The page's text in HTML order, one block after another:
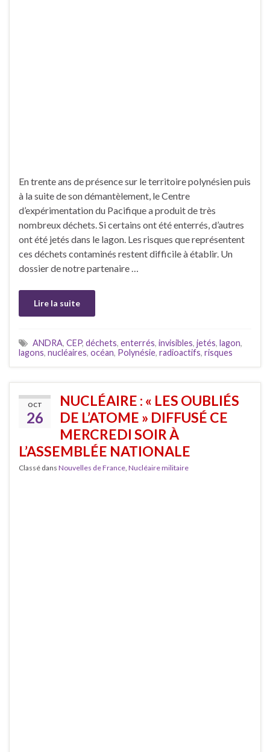
En trente ans de présence sur le territoire polynésien puis
à la suite de son démantèlement, le Centre
d’expérimentation du Pacifique a produit de très
nombreux déchets. Si certains ont été enterrés, d’autres
ont été jetés dans le lagon. Les risques que représentent
ces déchets contaminés restent difficile à établir. Un
dossier de notre partenaire …
Lire la suite
ANDRA, CEP, déchets, enterrés, invisibles, jetés, lagon,
lagons, nucléaires, océan, Polynésie, radioactifs, risques
OCT
26
NUCLÉAIRE : « LES OUBLIÉS
DE L’ATOME » DIFFUSÉ CE
MERCREDI SOIR À
L’ASSEMBLÉE NATIONALE
Classé dans Nouvelles de France, Nucléaire militaire